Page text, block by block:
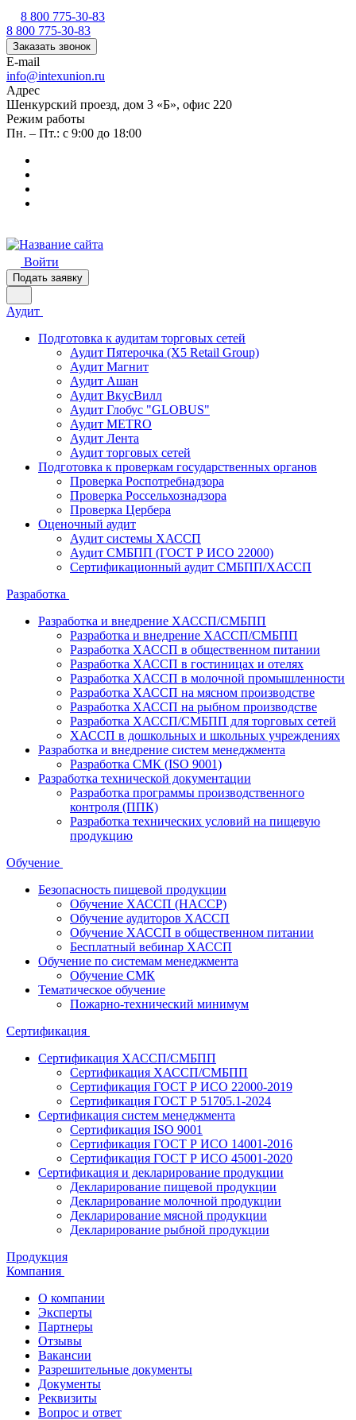
8 800 775-30-83
8 800 775-30-83
Заказать звонок
E-mail
info@intexunion.ru
Адрес
Шенкурский проезд, дом 3 «Б», офис 220
Режим работы
Пн. – Пт.: с 9:00 до 18:00
Войти
Подать заявку
Аудит
Подготовка к аудитам торговых сетей
Аудит Пятерочка (X5 Retail Group)
Аудит Магнит
Аудит Ашан
Аудит ВкусВилл
Аудит Глобус "GLOBUS"
Аудит METRO
Аудит Лента
Аудит торговых сетей
Подготовка к проверкам государственных органов
Проверка Роспотребнадзора
Проверка Россельхознадзора
Проверка Цербера
Оценочный аудит
Аудит системы ХАССП
Аудит СМБПП (ГОСТ Р ИСО 22000)
Сертификационный аудит СМБПП/ХАССП
Разработка
Разработка и внедрение ХАССП/СМБПП
Разработка и внедрение ХАССП/СМБПП
Разработка ХАССП в общественном питании
Разработка ХАССП в гостиницах и отелях
Разработка ХАССП в молочной промышленности
Разработка ХАССП на мясном производстве
Разработка ХАССП на рыбном производстве
Разработка ХАССП/СМБПП для торговых сетей
ХАССП в дошкольных и школьных учреждениях
Разработка и внедрение систем менеджмента
Разработка СМК (ISO 9001)
Разработка технической документации
Разработка программы производственного
контроля (ППК)
Разработка технических условий на пищевую
продукцию
Обучение
Безопасность пищевой продукции
Обучение ХАССП (HACCP)
Обучение аудиторов ХАССП
Обучение ХАССП в общественном питании
Бесплатный вебинар ХАССП
Обучение по системам менеджмента
Обучение СМК
Тематическое обучение
Пожарно-технический минимум
Сертификация
Сертификация ХАССП/СМБПП
Сертификация ХАССП/СМБПП
Сертификация ГОСТ Р ИСО 22000-2019
Сертификация ГОСТ Р 51705.1-2024
Сертификация систем менеджмента
Сертификация ISO 9001
Сертификация ГОСТ Р ИСО 14001-2016
Сертификация ГОСТ Р ИСО 45001-2020
Сертификация и декларирование продукции
Декларирование пищевой продукции
Декларирование молочной продукции
Декларирование мясной продукции
Декларирование рыбной продукции
Продукция
Компания
О компании
Эксперты
Партнеры
Отзывы
Вакансии
Разрешительные документы
Документы
Реквизиты
Вопрос и ответ